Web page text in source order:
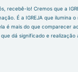
recebê-lo! Cremos que a
É a IGREJA que ilumina
é mais do que comparecer
dá significado e realização